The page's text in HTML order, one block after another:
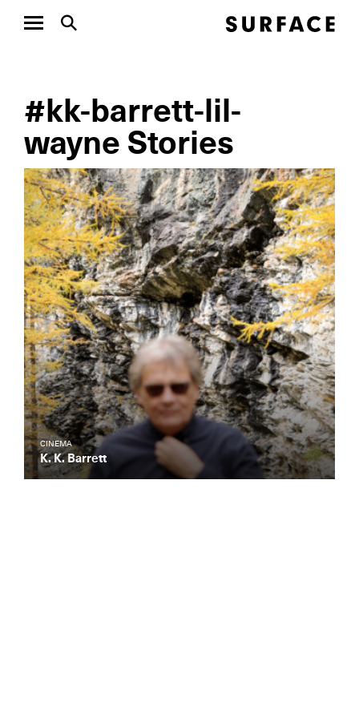
#kk-barrett-lil-
wayne Stories
CINEMA
K. K. Barrett